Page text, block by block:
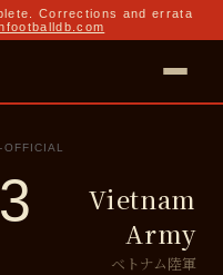
Corrections and errata
OFFICIAL
3
Vietnam
Army
ベトナム陸軍